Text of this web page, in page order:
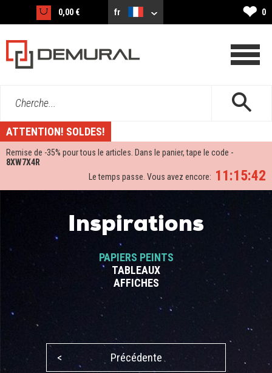
0,00 € fr ❤ 0
Cherche...
ATTENTION! SOLDES!
Remise de -35% pour tous le articles. Dans le panier, tape le code -
8XW7X4R
11:15:41
Le temps passe. Vous avez encore:
Inspirations
PAPIERS PEINTS
TABLEAUX
AFFICHES
< Précédente